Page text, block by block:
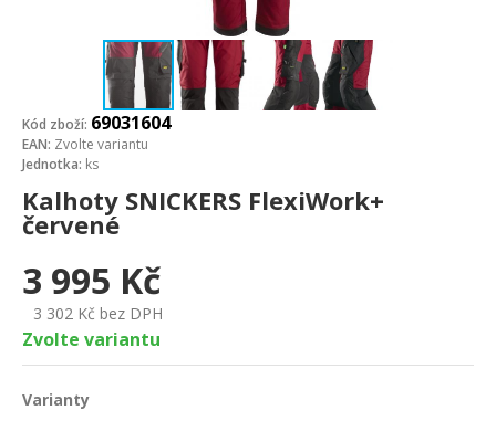
Kód zboží: 69031604
EAN: Zvolte variantu
Jednotka: ks
Kalhoty SNICKERS FlexiWork+
červené
3 995 Kč
3 302 Kč bez DPH
Zvolte variantu
Varianty